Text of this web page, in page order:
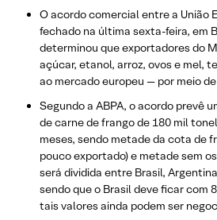
O acordo comercial entre a União
fechado na última sexta-feira, em
determinou que exportadores do
açúcar, etanol, arroz, ovos e mel,
ao mercado europeu — por meio
Segundo a ABPA, o acordo prevê
de carne de frango de 180 mil
meses, sendo metade da cota de
pouco exportado) e metade sem
será dividida entre Brasil,
sendo que o Brasil deve ficar com
tais valores ainda podem ser